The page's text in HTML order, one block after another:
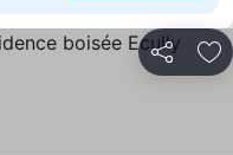
Partilhar